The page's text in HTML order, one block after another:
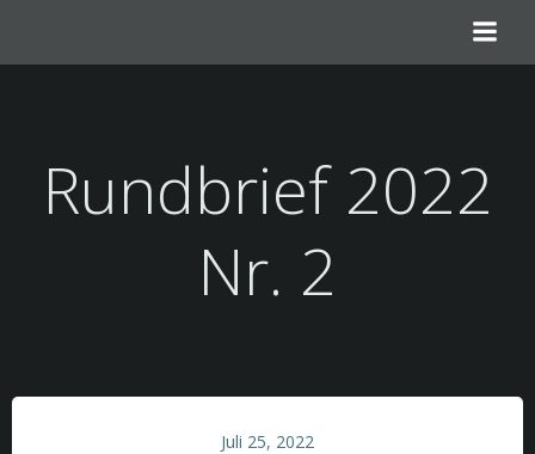
springen
Rundbrief 2022
Nr. 2
Juli 25, 2022